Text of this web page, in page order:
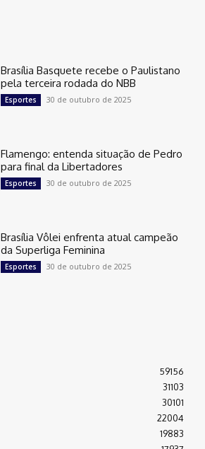
Brasília Basquete recebe o Paulistano
pela terceira rodada do NBB
Esportes 30 de outubro de 2025
Flamengo: entenda situação de Pedro
para final da Libertadores
Esportes 30 de outubro de 2025
Brasília Vôlei enfrenta atual campeão
da Superliga Feminina
Esportes 30 de outubro de 2025
59156
31103
30101
22004
19883